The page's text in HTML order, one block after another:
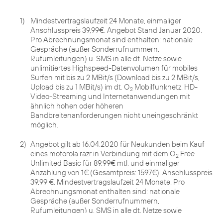
1)
Mindestvertragslaufzeit 24 Monate, einmaliger
Anschlusspreis 39,99€. Angebot Stand Januar 2020.
Pro Abrechnungsmonat sind enthalten: nationale
Gespräche (außer Sonderrufnummern,
Rufumleitungen) u. SMS in alle dt. Netze sowie
unlimitiertes Highspeed-Datenvolumen für mobiles
Surfen mit bis zu 2 MBit/s (Download bis zu 2 MBit/s,
Upload bis zu 1 MBit/s) im dt. O2 Mobilfunknetz. HD-
Video-Streaming und Internetanwendungen mit
ähnlich hohen oder höheren
Bandbreitenanforderungen nicht uneingeschränkt
möglich.
2) Angebot gilt ab 16.04.2020 für Neukunden beim Kauf
eines motorola razr in Verbindung mit dem O2 Free
Unlimited Basic für 89,99€ mtl. und einmaliger
Anzahlung von 1€ (Gesamtpreis: 1597€). Anschlusspreis
39,99 €. Mindestvertragslaufzeit 24 Monate. Pro
Abrechnungsmonat enthalten sind: nationale
Gespräche (außer Sonderrufnummern,
Rufumleitungen) u. SMS in alle dt. Netze sowie